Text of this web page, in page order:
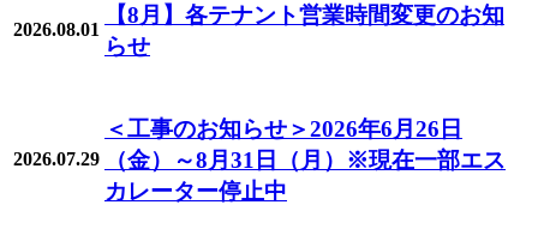
2026.08.01
【8月】各テナント営業時間変更のお知
らせ
2026.07.29
＜工事のお知らせ＞2026年6月26日
（金）～8月31日（月）※現在一部エス
カレーター停止中